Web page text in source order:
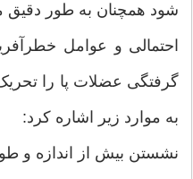
شود همچنان به طور
احتمالی و عوامل
گرفتگی عضلات پا را
به موارد زیر اشاره کرد:
نشستن بیش از اندازه و